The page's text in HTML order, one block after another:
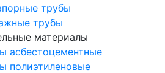
трубы
трубы
материалы
асбестоцементные
полиэтиленовые